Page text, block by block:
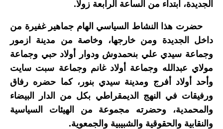
الجديدة، ابتداء من الساعة الرابعة زولا.
حضرت هذا النشاط السياسي الهام جماهير غفيرة من
داخل الجديدة ومن خارجها، وخاصة من مدينة ازمور
وجماعة سيدي علي بنحمدوش ودوار أولاد حبي وجماعة
مولاي عبدالله وجماعة أولاد غانم وجماعة سبت سايت
وأحد أولاد أفرج ومدينة سيدي بنور، كما حضره رفاق
ورفيقات في النهج الديمقراطي بكل من الدار البيضاء
والمحمدية، وحضرته مجموعة من الهيئات السياسية
والنقابية والحقوقية والشبيبية والجمعوية.